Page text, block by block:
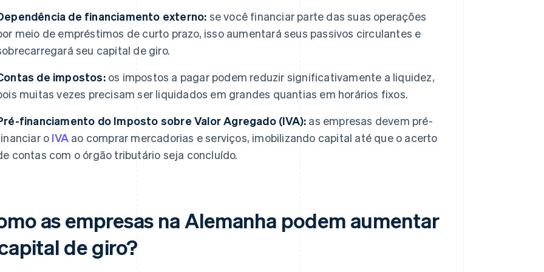
de financiamento externo: se você financiar parte das suas operações
meio de empréstimos de curto prazo, isso aumentará seus passivos circulantes e
seu capital de giro.
de impostos:os impostos a pagar podem reduzir significativamente a liquidez,
muitas vezes precisam ser liquidados em grandes quantias em horários fixos.
financiamento do Imposto sobre Valor Agregado (IVA): as empresas devem pré-
o IVA ao comprar mercadorias e serviços, imobilizando capital até que o acerto
contas com o órgão tributário seja concluído.
as empresas na Alemanha podem aumentar
de giro?